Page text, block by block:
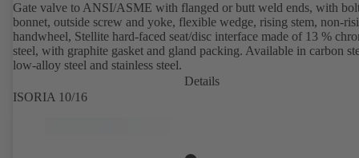
Gate valve to ANSI/ASME with flanged or butt weld ends, with
bonnet, outside screw and yoke, flexible wedge, rising stem, non-
handwheel, Stellite hard-faced seat/disc interface made of 13 %
steel, with graphite gasket and gland packing. Available in carbon
low-alloy steel and stainless steel.
Details
ISORIA 10/16